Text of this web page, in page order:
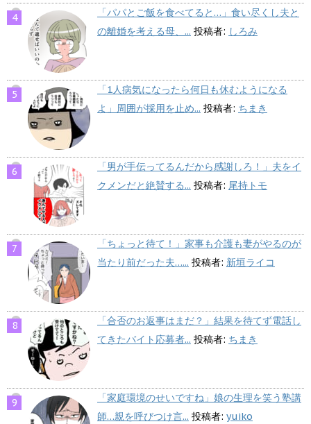
「パパとご飯を食べてると…」食い尽くし夫と
の離婚を考える母、... 投稿者: しろみ
「1人病気になったら何日も休むようになる
よ」周囲が採用を止め... 投稿者: ちまき
「男が手伝ってるんだから感謝しろ！」夫をイ
クメンだと絶賛する... 投稿者: 尾持トモ
「ちょっと待て！」家事も介護も妻がやるのが
当たり前だった夫…... 投稿者: 新垣ライコ
「合否のお返事はまだ？」結果を待てず電話し
てきたバイト応募者... 投稿者: ちまき
「家庭環境のせいですね」娘の生理を笑う塾講
師…親を呼びつけ言... 投稿者: yuiko